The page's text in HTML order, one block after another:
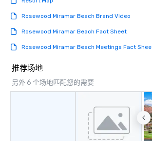
Smacking Foodie Tours, you and your
group members never have to worry
restaurant or being shown to a less
than desirable table. On our tours,
immediate seating upon arrival.
a special warm welcome personally
be printed featuring your logo, too,
which can be an added bonus for all
those Instagram moments you share.
For added ease, we can even arrange
Rosewood Miramar Beach Brand Video
Rosewood Miramar Beach Fact Sheet
Rosewood Miramar Beach Meetings Fact
推荐场地
另外 6 个场地匹配您的需要